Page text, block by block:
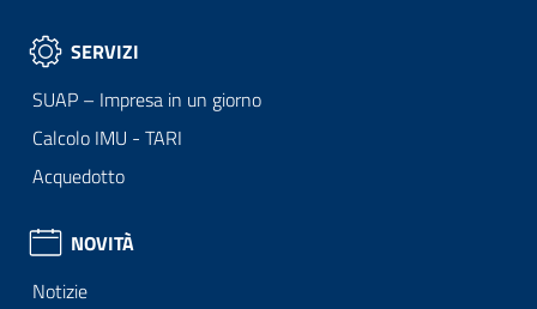
SERVIZI
SUAP – Impresa in un giorno
Calcolo IMU - TARI
Acquedotto
NOVITÀ
Notizie